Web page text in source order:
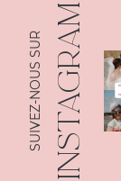
INSTAGRAM
SUIVEZ-NOUS SUR